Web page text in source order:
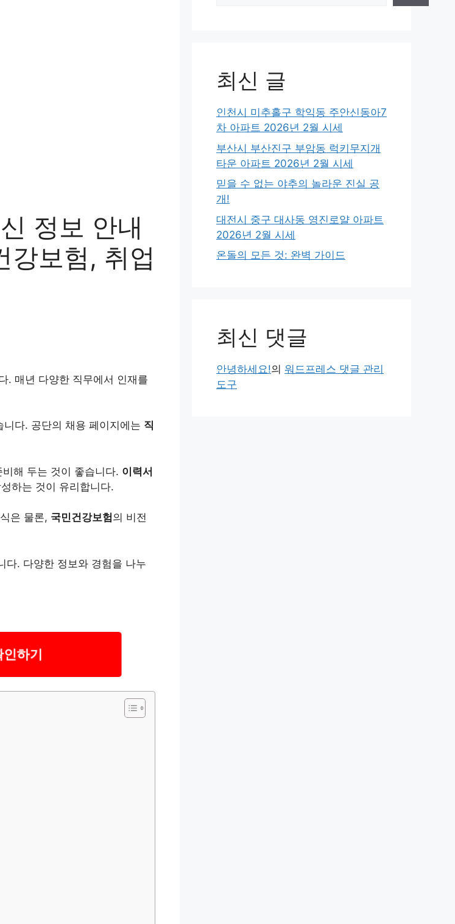
정보 안내
강보험, 취업
. 매년 다양한 직무에서 인재를
다. 공단의 채용 페이지에는 직
해 두는 것이 좋습니다. 이력서
하는 것이 유리합니다.
은 물론, 국민건강보험의 비전
다. 다양한 정보와 경험을 나누
하기
최신 글
인천시 미추홀구 학익동 주안신동아7
차 아파트 2026년 2월 시세
부산시 부산진구 부암동 럭키무지개
타운 아파트 2026년 2월 시세
믿을 수 없는 야추의 놀라운 진실 공
개!
대전시 중구 대사동 영진로얄 아파트
2026년 2월 시세
온돌의 모든 것: 완벽 가이드
최신 댓글
안녕하세요!의 워드프레스 댓글 관리
도구